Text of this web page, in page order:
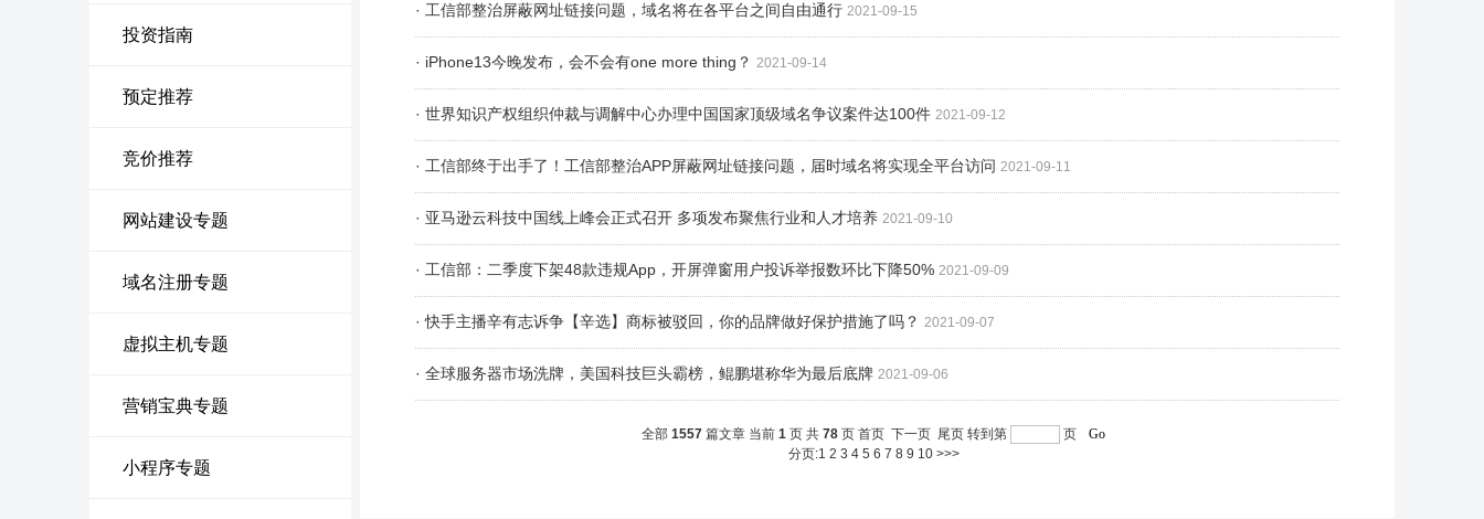
投资指南
预定推荐
竞价推荐
网站建设专题
域名注册专题
虚拟主机专题
营销宝典专题
小程序专题
· 工信部整治屏蔽网址链接问题，域名将在各平台之间自由通行 2021-09-15
· iPhone13今晚发布，会不会有one more thing？ 2021-09-14
· 世界知识产权组织仲裁与调解中心办理中国国家顶级域名争议案件达100件 2021-09-12
· 工信部终于出手了！工信部整治APP屏蔽网址链接问题，届时域名将实现全平台访问 2021-09-11
· 亚马逊云科技中国线上峰会正式召开 多项发布聚焦行业和人才培养 2021-09-10
· 工信部：二季度下架48款违规App，开屏弹窗用户投诉举报数环比下降50% 2021-09-09
· 快手主播辛有志诉争【辛选】商标被驳回，你的品牌做好保护措施了吗？ 2021-09-07
· 全球服务器市场洗牌，美国科技巨头霸榜，鲲鹏堪称华为最后底牌 2021-09-06
全部 1557 篇文章 当前 1 页 共 78 页 首页 下一页 尾页 转到第
页
分页:1 2 3 4 5 6 7 8 9 10 >>>